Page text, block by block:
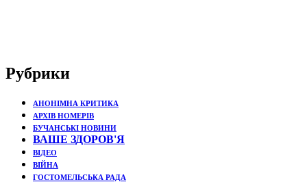
Рубрики
АНОНІМНА КРИТИКА
АРХІВ НОМЕРІВ
БУЧАНСЬКІ НОВИНИ
ВАШЕ ЗДОРОВ'Я
ВІДЕО
ВІЙНА
ГОСТОМЕЛЬСЬКА РАДА